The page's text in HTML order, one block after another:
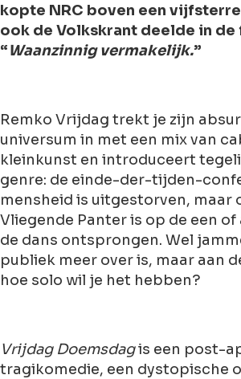
kopte NRC boven een
ook de Volkskrant deelde in
“Waanzinnig vermakelijk.”
Remko Vrijdag trekt je zijn
universum in met een mix van
kleinkunst en introduceert
genre: de einde-der-tijden-
mensheid is uitgestorven, maar
Vliegende Panter is op de een
de dans ontsprongen. Wel
publiek meer over is, maar aan
hoe solo wil je het hebben?
Vrijdag Doemsdagis een post-
tragikomedie, een dystopische